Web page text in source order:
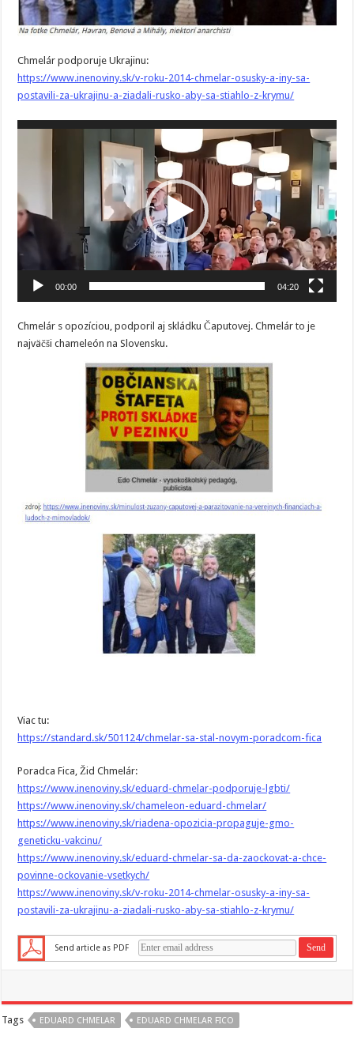
Chmelár podporuje Ukrajinu:
https://www.inenoviny.sk/v-roku-2014-chmelar-osusky-a-iny-sa-
postavili-za-ukrajinu-a-ziadali-rusko-aby-sa-stiahlo-z-krymu/
Video
00:00 04:20
Chmelár s opozíciou, podporil aj skládku Čaputovej. Chmelár to je
najväčši chameleón na Slovensku.
Viac tu:
https://standard.sk/501124/chmelar-sa-stal-novym-poradcom-fica
Poradca Fica, Žid Chmelár:
https://www.inenoviny.sk/eduard-chmelar-podporuje-lgbti/
https://www.inenoviny.sk/chameleon-eduard-chmelar/
https://www.inenoviny.sk/riadena-opozicia-propaguje-gmo-
geneticku-vakcinu/
https://www.inenoviny.sk/eduard-chmelar-sa-da-zaockovat-a-chce-
povinne-ockovanie-vsetkych/
https://www.inenoviny.sk/v-roku-2014-chmelar-osusky-a-iny-sa-
postavili-za-ukrajinu-a-ziadali-rusko-aby-sa-stiahlo-z-krymu/
Send article as PDF
Tags EDUARD CHMELAR EDUARD CHMELAR FICO